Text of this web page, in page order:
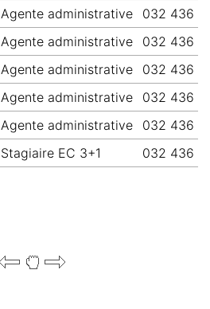
Agente administrative
032 436
Agente administrative
032 436
Agente administrative
032 436
Agente administrative
032 436
Agente administrative
032 436
Stagiaire EC 3+1 032 436